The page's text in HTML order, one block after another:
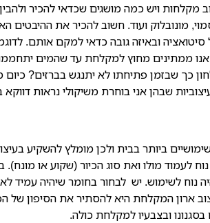
מונובלוק ועוד. חשוב להכיר את ההיבטים
ובאיזה גובה כדאי למקם אותם.
ממתינים מחוץ למקלחת עד שהמים
כך שבזמן פתיחתו לא יתנגש בברזים?
שבהן אני בוחרת משיקולי נראות
ביותר בבית ולכן מומלץ להשקיע
לעמוד מולו ואת סוג הכיור (שקוע או
נוח לשימוש. יש לבחור בחומר שיהיה עמיד
ארון המקלחת היא להסתיר את הסיפון של
ובצבעיו למקלחת כולה.